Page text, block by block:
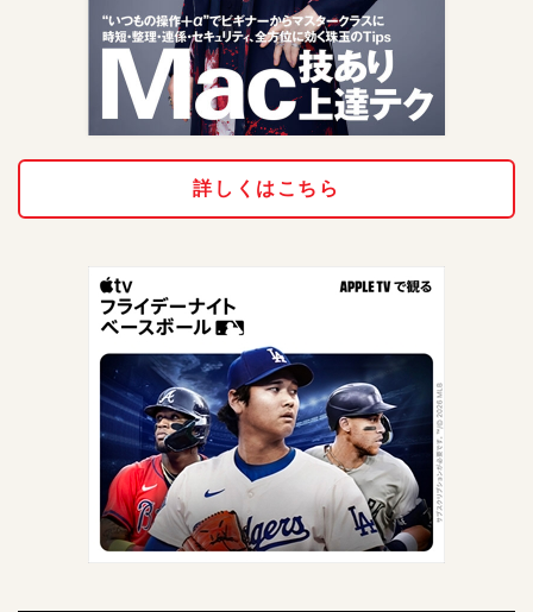
詳しくはこちら